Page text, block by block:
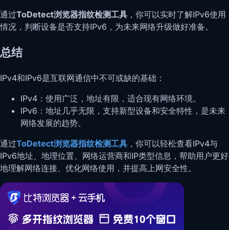
通过ToDetect浏览器指纹检测工具 ，你可以实时了解IPv6使用
情况，判断设备是否支持IPv6，为未来网络升级做好准备。
总结
IPv4和IPv6是互联网通信中不可或缺的基础：
IPv4：使用广泛，地址有限，适合现有网络环境。
IPv6：地址几乎无限，支持新型设备和安全特性，是未来
网络发展的趋势。
通过ToDetect浏览器指纹检测工具 ，你可以轻松查看IPv4与
IPv6地址、地理位置、网络运营商和IP类型信息，帮助用户更好
地理解网络连接、优化网络使用，并提高上网安全性。